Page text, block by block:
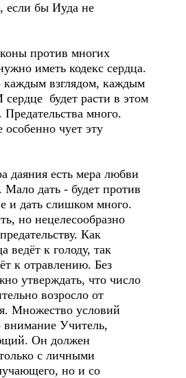
если бы Иуда не
против многих
иметь кодекс сердца.
каждым взглядом, каждым
будет расти в этом
много.
чует эту
есть мера любви
Мало дать - будет против
и дать слишком много.
но нецелесообразно
Как
ведёт к голоду, так
к отравлению. Без
утверждать, что число
возросло от
Множество условий
внимание Учитель,
Он должен
с личными
но и со